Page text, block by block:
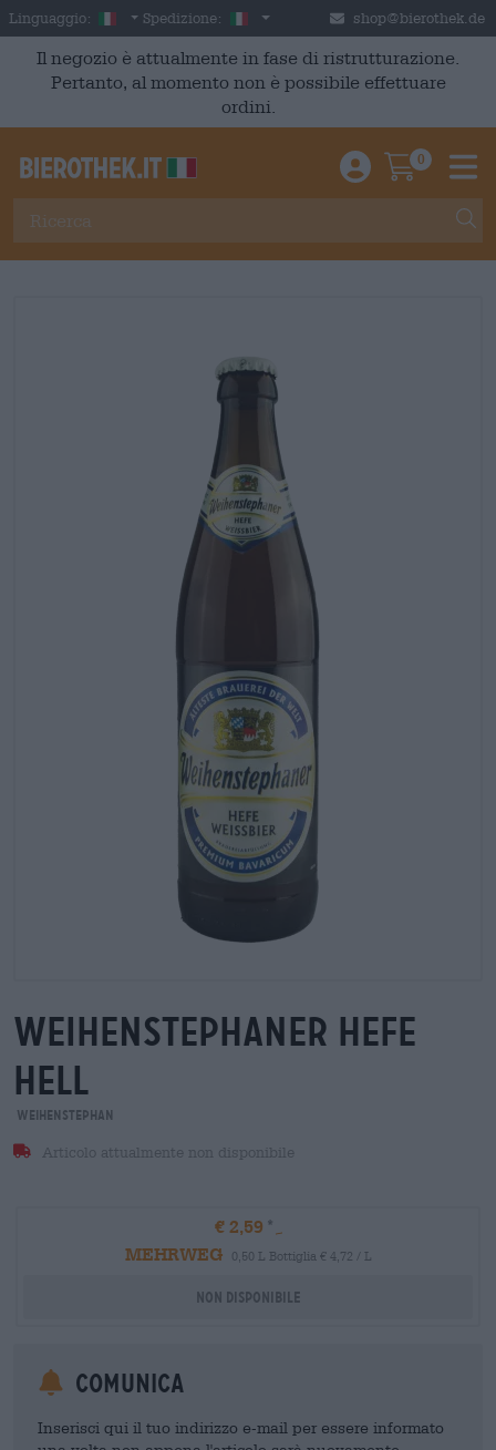
Skip to main content
Linguaggio: Italian
Spedizione: Italia shop@bierothek.de
Il negozio è attualmente in fase di ristrutturazione.
Pertanto, al momento non è possibile effettuare
ordini.
Einloggen /
0
weihenstephaner hefe
hell
Weihenstephan
Articolo attualmente non disponibile
€ 2,59
MEHRWEG
0,50 L Bottiglia € 4,72 / L
Non disponibile
Comunica
Inserisci qui il tuo indirizzo e-mail per essere informato